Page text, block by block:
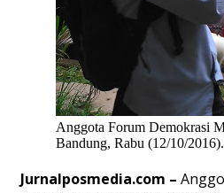
Anggota Forum Demokrasi
Bandung, Rabu (12/10/
Jurnalposmedia.com –